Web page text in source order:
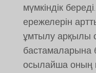
мүмкіндік
ережелерін
ұмтылу арқылы
бастамаларына
осылайша оның